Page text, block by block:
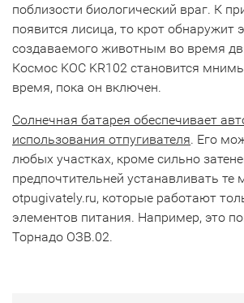
поблизости биологический враг. К
появится лисица, то крот обнаружит
создаваемого животным во время
Космос KOC KR102 становится
время, пока он включен.
Солнечная батарея обеспечивает
использования отпугивателя. Его
любых участках, кроме сильно
предпочтительней устанавливать те
otpugivately.ru, которые работают
элементов питания. Например, это
Торнадо ОЗВ.02.